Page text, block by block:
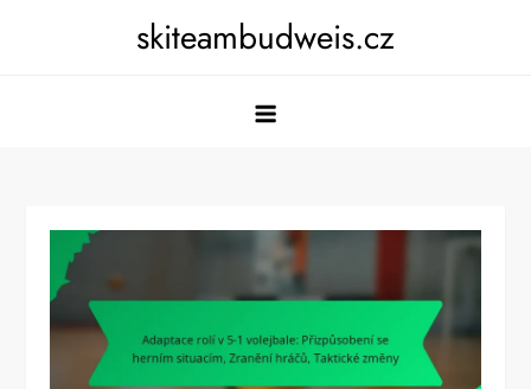
skiteambudweis.cz